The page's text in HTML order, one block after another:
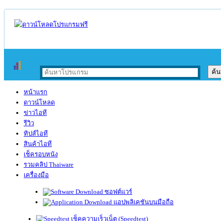
หน้าแรก
ดาวน์โหลด
ข่าวไอที
รีวิว
ทิปส์ไอที
สินค้าไอที
เช็ครอบหนัง
รวมคลิป Thaiware
เครื่องมือ
ซอฟต์แวร์
แอปพลิเคชันบนมือถือ
เช็คความเร็วเน็ต (Speedtest)